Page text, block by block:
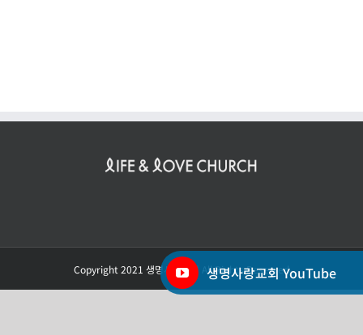
생명사랑교회 YouTube
Copyright 2021 생명사랑교회 All Rights Reserved